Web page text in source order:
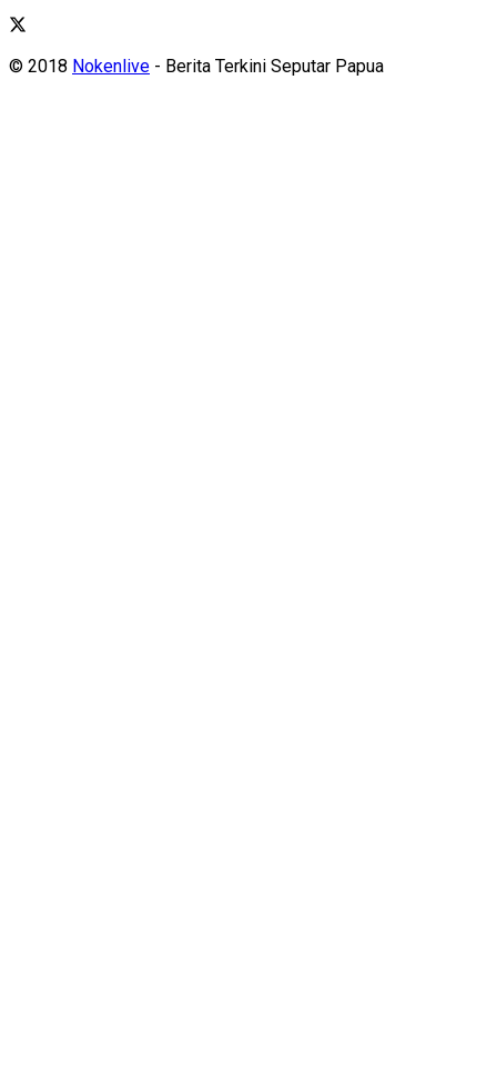
© 2018 Nokenlive - Berita Terkini Seputar Papua